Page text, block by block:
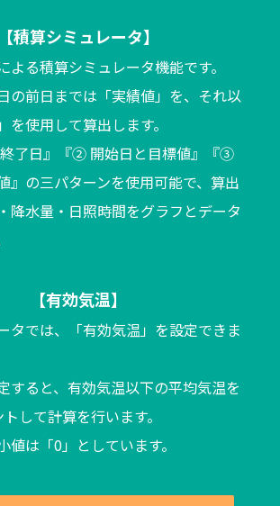
【積算シミュレータ】
よる積算シミュレータ機能です。
の前日までは「実績値」を、それ以
を使用して算出します。
了日』『② 開始日と目標値』『③
』の三パターンを使用可能で、算出
降水量・日照時間をグラフとデータ
【有効気温】
タでは、「有効気温」を設定できま
すると、有効気温以下の平均気温を
トして計算を行います。
値は「0」としています。